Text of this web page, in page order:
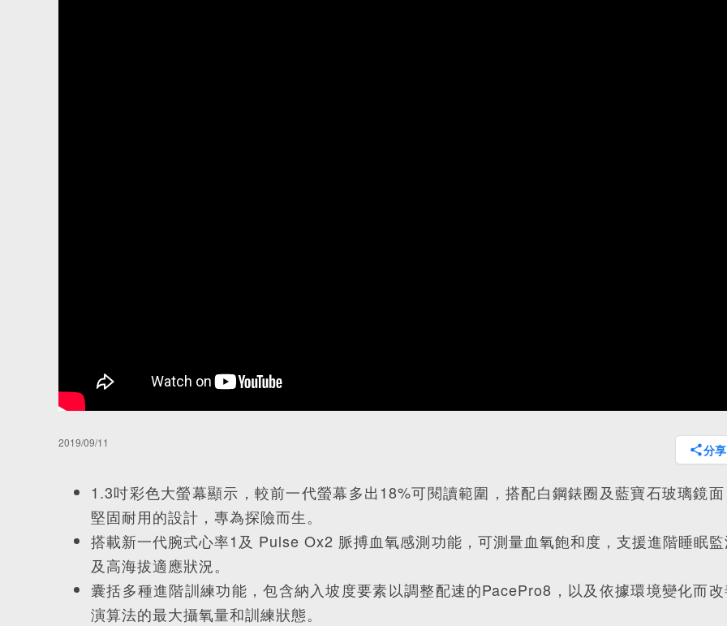
2019/09/11 分享
1.3吋彩色大螢幕顯示，較前一代螢幕多出18%可閱讀範圍，搭配白鋼錶圈及藍寶石玻璃鏡
堅固耐用的設計，專為探險而生。
搭載新一代腕式心率1及 Pulse Ox2 脈搏血氧感測功能，可測量血氧飽和度，支援進階睡眠
及高海拔適應狀況。
囊括多種進階訓練功能，包含納入坡度要素以調整配速的PacePro8，以及依據環境變化而
演算法的最大攝氧量和訓練狀態。